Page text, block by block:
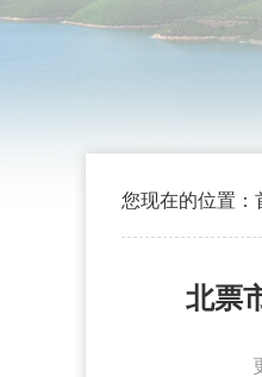
您现在的位置：
北票